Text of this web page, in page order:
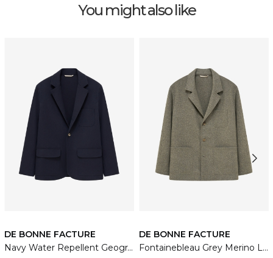
You might also like
DE BONNE FACTURE
Navy Water Repellent Geography Teacher Jacket
DE BONNE FACTURE
Fontainebleau Grey Merino Lambswool Traveler Jacket